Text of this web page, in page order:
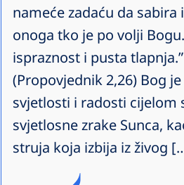
nameće zadaću da sabira
onoga tko je po volji
ispraznost i pusta tlapnja.”
(Propovjednik 2,26) Bog
svjetlosti i radosti cijelom
svjetlosne zrake Sunca,
struja koja izbija iz živog